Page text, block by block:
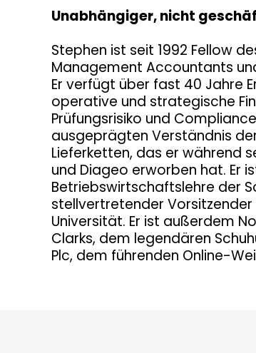
Unabhängiger, nicht
Stephen ist seit 1992 Fellow
Management Accountants
Er verfügt über fast 40 Jahre
operative und strategische
Prüfungsrisiko und
ausgeprägten Verständnis
Lieferketten, das er während
und Diageo erworben hat. Er
Betriebswirtschaftslehre der
stellvertretender
Universität. Er ist außerdem
Clarks, dem legendären
Plc, dem führenden Online-